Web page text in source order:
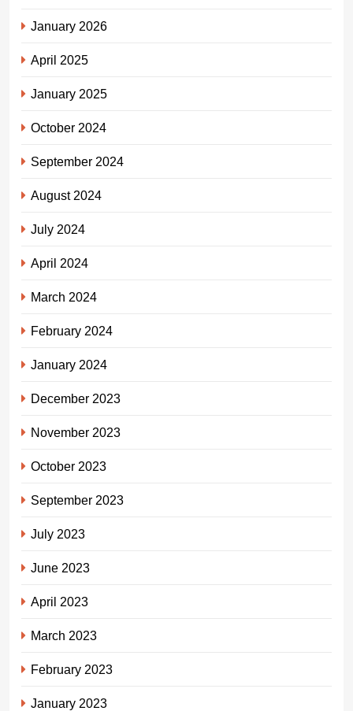
January 2026
April 2025
January 2025
October 2024
September 2024
August 2024
July 2024
April 2024
March 2024
February 2024
January 2024
December 2023
November 2023
October 2023
September 2023
July 2023
June 2023
April 2023
March 2023
February 2023
January 2023